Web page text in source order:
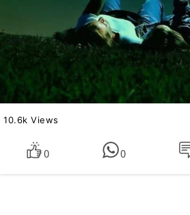
10.6k Views
0 0